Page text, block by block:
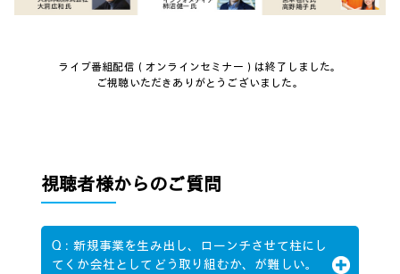
ワークステーション
イベント・セミナー情報
ライブ番組配信（オンラインセミナー）は終了しました。
ご視聴いただきありがとうございました。
視聴者様からのご質問
Q：新規事業を生み出し、ローンチさせて柱にし
てくか会社としてどう取り組むか、が難しい。